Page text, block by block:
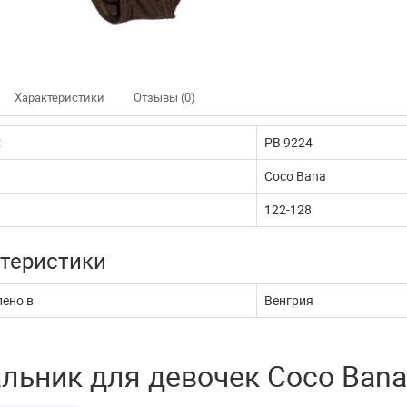
не доступны
Характеристики Отзывы (0)
PB 9224
Coco Bana
122-128
в Венгрия
для девочек Coco